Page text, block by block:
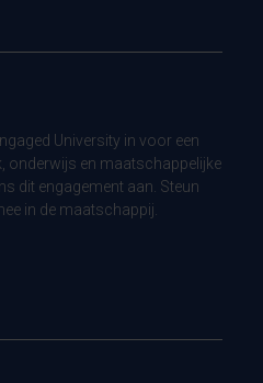
University in voor een
onderwijs en maatschappelijke
dit engagement aan. Steun
in de maatschappij.